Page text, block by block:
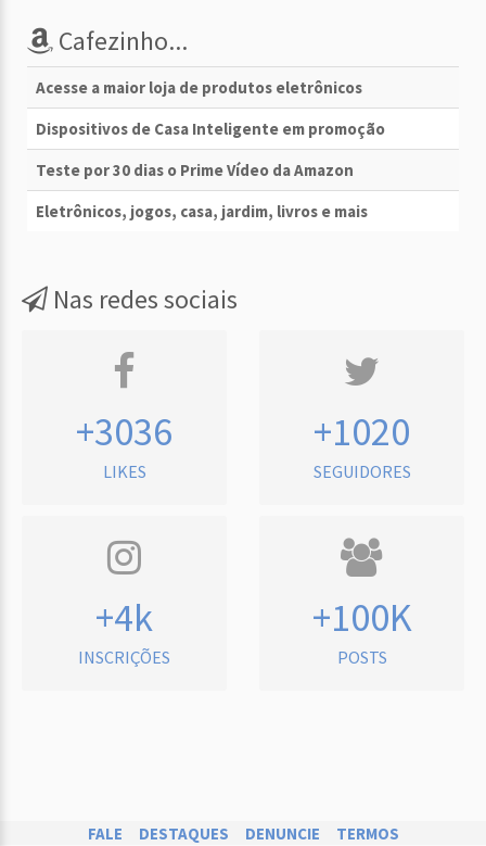
Cafezinho...
Acesse a maior loja de produtos eletrônicos
Dispositivos de Casa Inteligente em promoção
Teste por 30 dias o Prime Vídeo da Amazon
Eletrônicos, jogos, casa, jardim, livros e mais
Nas redes sociais
+3036
LIKES
+1020
SEGUIDORES
+4k
INSCRIÇÕES
+100K
POSTS
FALE DESTAQUES DENUNCIE TERMOS